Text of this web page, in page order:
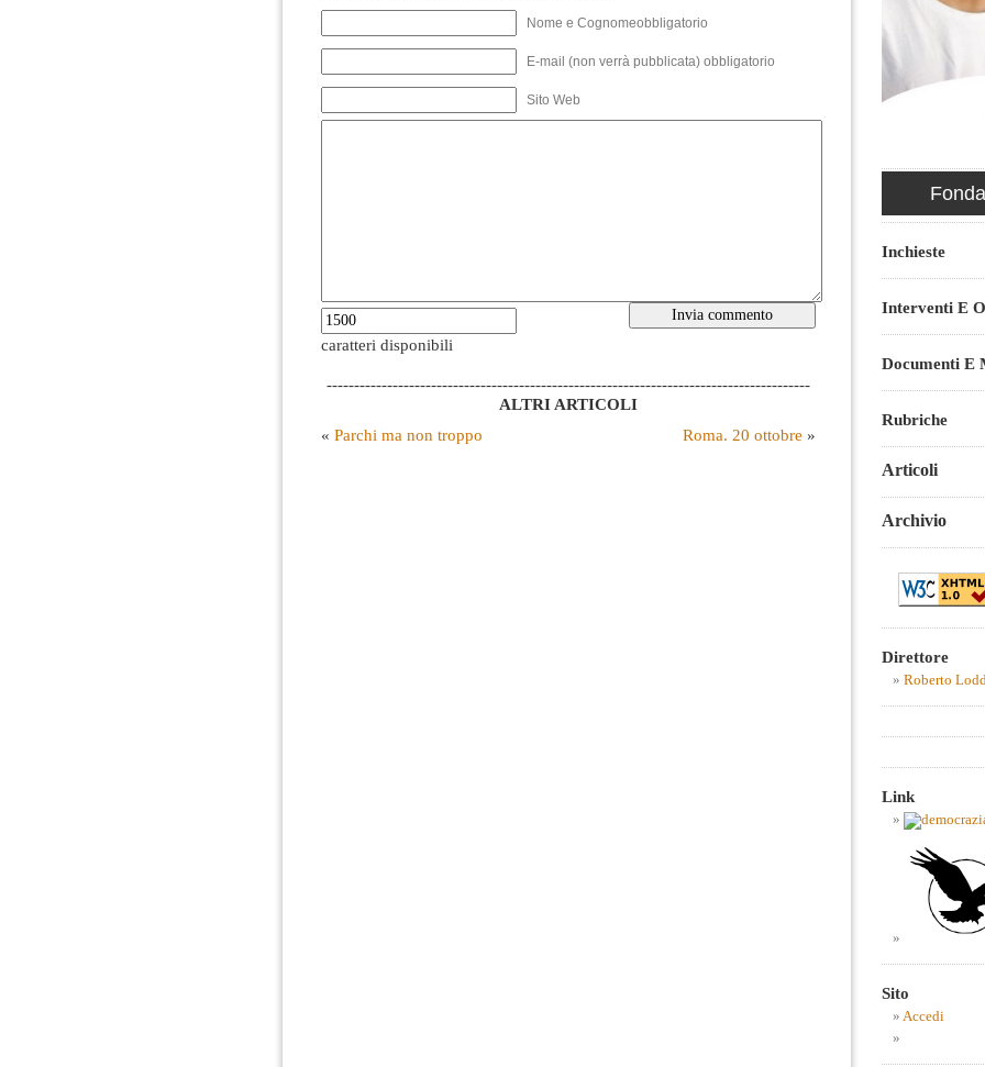
Nome e Cognomeobbligatorio
E-mail (non verrà pubblicata) obbligatorio
Sito Web
caratteri disponibili
----------------------------------------------------------------------------------------
ALTRI ARTICOLI
« Parchi ma non troppo Roma. 20 ottobre »
Inchieste
Interventi E
Documenti E
Rubriche
Articoli
Archivio
Direttore
Roberto
Link
Sito
Accedi